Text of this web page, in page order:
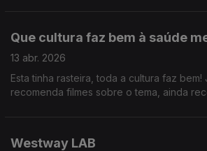
Que cultura faz bem à saúde
13 abr. 2026
Esta tinha rasteira, toda a cultura faz bem!
recomenda filmes sobre o tema, ainda
Westway LAB